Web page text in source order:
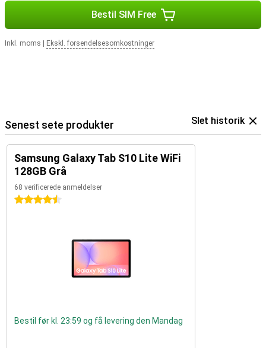
Bestil SIM Free
Inkl. moms Ekskl. forsendelsesomkostninger
Senest sete produkter Slet historik
Samsung Galaxy Tab S10 Lite WiFi
128GB Grå
68 verificerede anmeldelser
4.5 stjerner
Bestil før kl. 23:59 og få levering den Mandag